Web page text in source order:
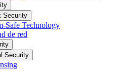
Security
Safe Technology
de red
Security